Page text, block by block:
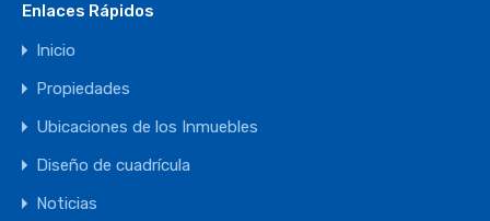
Enlaces Rápidos
Inicio
Propiedades
Ubicaciones de los Inmuebles
Diseño de cuadrícula
Noticias